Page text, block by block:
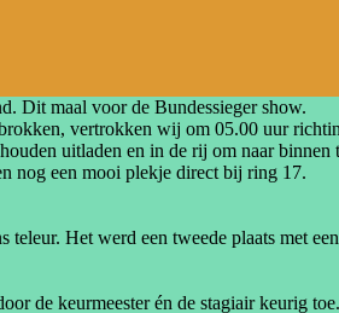
Dit maal voor de Bundessieger show.
vertrokken wij om 05.00 uur
uitladen en in de rij om naar binnen
nog een mooi plekje direct bij ring 17.
Het werd een tweede plaats met
de keurmeester én de stagiair keurig